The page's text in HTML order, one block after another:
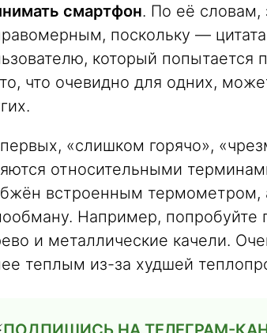
смартфон. По её словам,
поскольку —
который попытается
что очевидно для одних,
«слишком горячо»,
относительными
встроенным термометром,
Например, попробуйте
и металлические качели.
теплым из-за худшей